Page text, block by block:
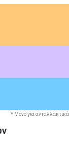
* Μόνο για ανταλλακτικά